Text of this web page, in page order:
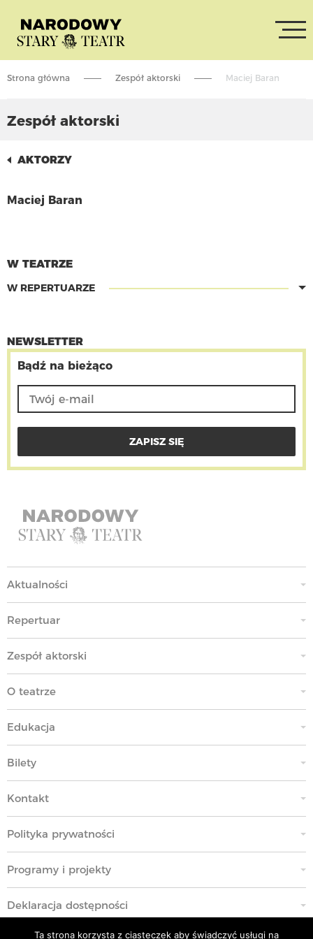
Strona główna Zespół aktorski Maciej Baran
Zespół aktorski
AKTORZY
Maciej Baran
W TEATRZE
W REPERTUARZE
NEWSLETTER
Bądź na bieżąco
Aktualności
Repertuar
Zespół aktorski
O teatrze
Edukacja
Bilety
Kontakt
Polityka prywatności
Programy i projekty
Deklaracja dostępności
Ta strona korzysta z ciasteczek aby świadczyć usługi na